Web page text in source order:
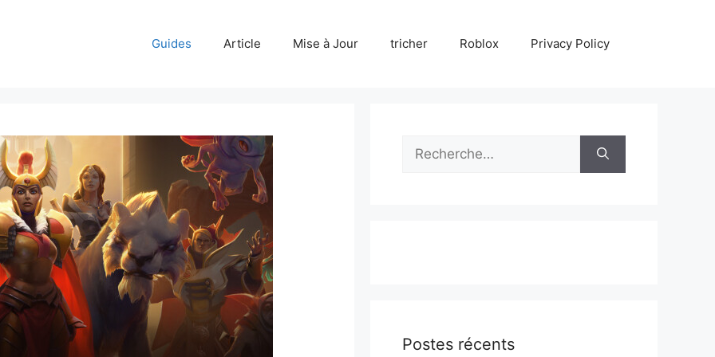
Guides Article Mise à Jour tricher Roblox Privacy Policy
Rechercher :
Postes récents